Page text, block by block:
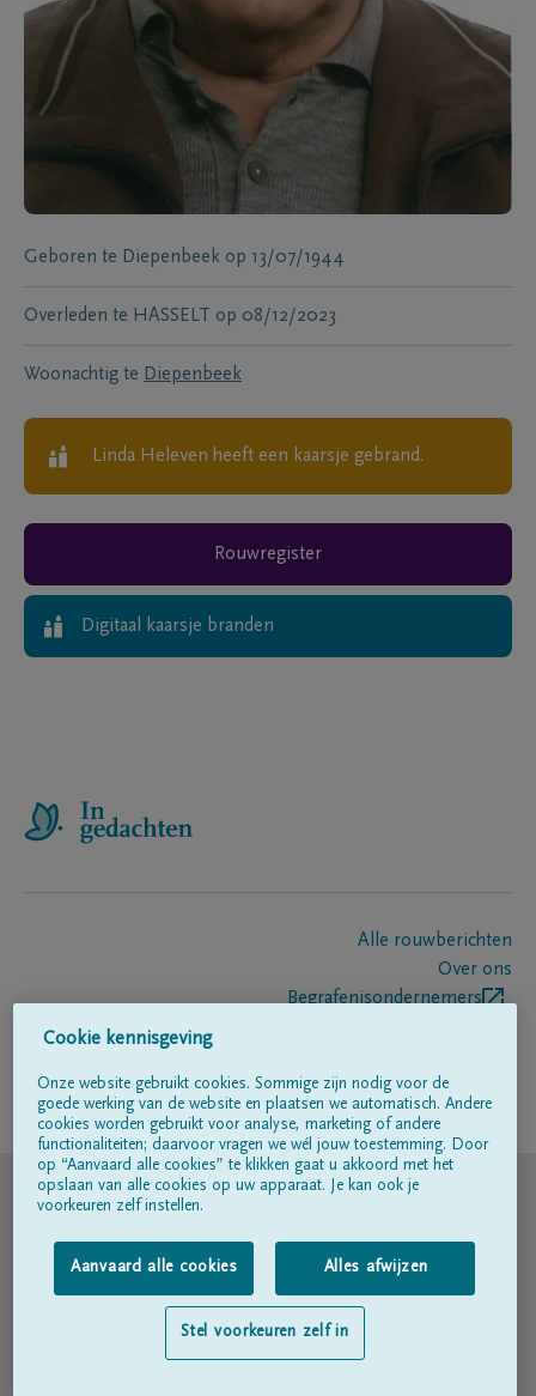
Geboren te Diepenbeek op 13/07/1944
Overleden te HASSELT op 08/12/2023
Woonachtig te Diepenbeek
Linda Heleven heeft een kaarsje gebrand.
Rouwregister
Digitaal kaarsje branden
Alle rouwberichten
Over ons
Begrafenisondernemers
Volg ons op
© DELA
Gebruiksvoorwaarden
Privacyverklaring
Toegankelijkheidsverklaring
Cookie kennisgeving
Onze website gebruikt cookies. Sommige zijn nodig voor de
goede werking van de website en plaatsen we automatisch. Andere
cookies worden gebruikt voor analyse, marketing of andere
functionaliteiten; daarvoor vragen we wél jouw toestemming. Door
op “Aanvaard alle cookies” te klikken gaat u akkoord met het
opslaan van alle cookies op uw apparaat. Je kan ook je
voorkeuren zelf instellen.
Aanvaard alle cookies Alles afwijzen
Stel voorkeuren zelf in